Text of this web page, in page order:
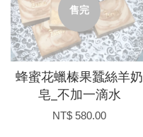
售完
蜂蜜花蠟榛果蠶絲羊奶
皂_不加一滴水
NT$ 580.00